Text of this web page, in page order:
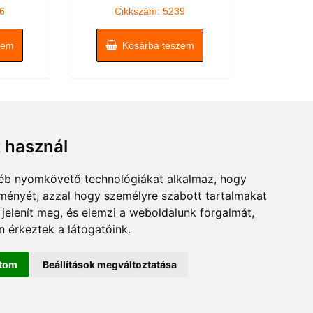
nyomkövető technológiákat alkalmaz, hogy
azzal hogy személyre szabott tartalmakat
meg, és elemzi a weboldalunk forgalmát,
érkeztek a látogatóink.
Beállítások megváltoztatása
Cikkszám: 5239
Kosárba teszem